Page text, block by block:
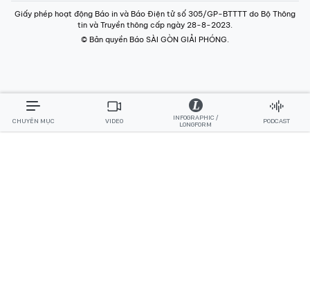
Giấy phép hoạt động Báo in và Báo Điện tử số 305/GP-BTTTT do Bộ Thông
tin và Truyền thông cấp ngày 28-8-2023.
© Bản quyền Báo SÀI GÒN GIẢI PHÓNG.
CHUYÊN MỤC VIDEO
INFOGRAPHIC /
LONGFORM
PODCAST